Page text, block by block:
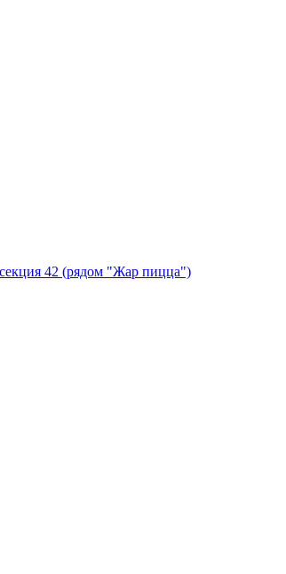
42 (рядом "Жар пицца")